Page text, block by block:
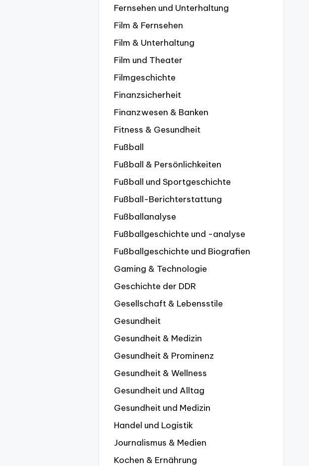
Fernsehen und Unterhaltung
Film & Fernsehen
Film & Unterhaltung
Film und Theater
Filmgeschichte
Finanzsicherheit
Finanzwesen & Banken
Fitness & Gesundheit
Fußball
Fußball & Persönlichkeiten
Fußball und Sportgeschichte
Fußball-Berichterstattung
Fußballanalyse
Fußballgeschichte und -analyse
Fußballgeschichte und Biografien
Gaming & Technologie
Geschichte der DDR
Gesellschaft & Lebensstile
Gesundheit
Gesundheit & Medizin
Gesundheit & Prominenz
Gesundheit & Wellness
Gesundheit und Alltag
Gesundheit und Medizin
Handel und Logistik
Journalismus & Medien
Kochen & Ernährung